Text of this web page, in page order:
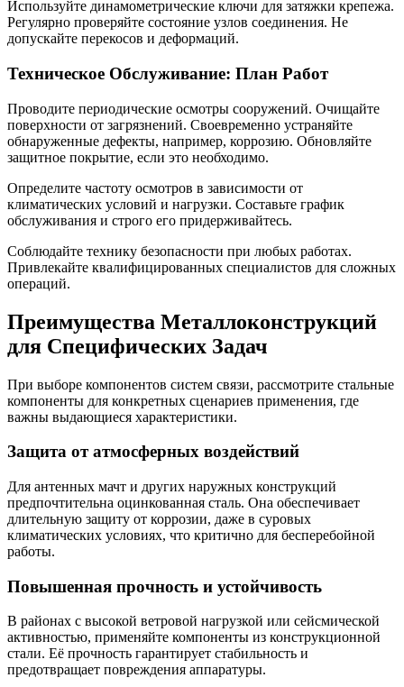
Используйте динамометрические ключи для затяжки крепежа.
Регулярно проверяйте состояние узлов соединения. Не
допускайте перекосов и деформаций.
Техническое Обслуживание: План Работ
Проводите периодические осмотры сооружений. Очищайте
поверхности от загрязнений. Своевременно устраняйте
обнаруженные дефекты, например, коррозию. Обновляйте
защитное покрытие, если это необходимо.
Определите частоту осмотров в зависимости от
климатических условий и нагрузки. Составьте график
обслуживания и строго его придерживайтесь.
Соблюдайте технику безопасности при любых работах.
Привлекайте квалифицированных специалистов для сложных
операций.
Преимущества Металлоконструкций
для Специфических Задач
При выборе компонентов систем связи, рассмотрите стальные
компоненты для конкретных сценариев применения, где
важны выдающиеся характеристики.
Защита от атмосферных воздействий
Для антенных мачт и других наружных конструкций
предпочтительна оцинкованная сталь. Она обеспечивает
длительную защиту от коррозии, даже в суровых
климатических условиях, что критично для бесперебойной
работы.
Повышенная прочность и устойчивость
В районах с высокой ветровой нагрузкой или сейсмической
активностью, применяйте компоненты из конструкционной
стали. Её прочность гарантирует стабильность и
предотвращает повреждения аппаратуры.